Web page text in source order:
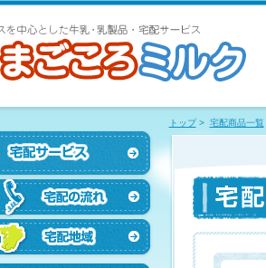
トップ> 宅配商品一覧